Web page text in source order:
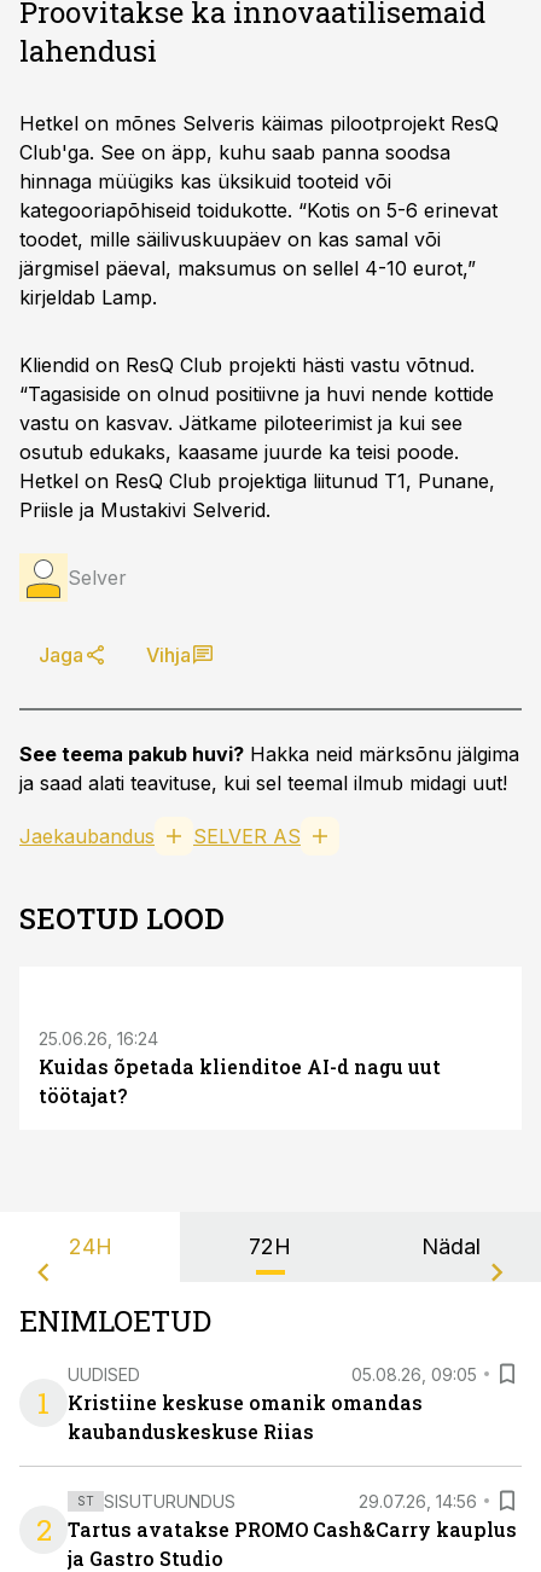
Proovitakse ka innovaatilisemaid
lahendusi
Hetkel on mõnes Selveris käimas pilootprojekt ResQ
Club'ga. See on äpp, kuhu saab panna soodsa
hinnaga müügiks kas üksikuid tooteid või
kategooriapõhiseid toidukotte. “Kotis on 5-6 erinevat
toodet, mille säilivuskuupäev on kas samal või
järgmisel päeval, maksumus on sellel 4-10 eurot,”
kirjeldab Lamp.
Kliendid on ResQ Club projekti hästi vastu võtnud.
“Tagasiside on olnud positiivne ja huvi nende kottide
vastu on kasvav. Jätkame piloteerimist ja kui see
osutub edukaks, kaasame juurde ka teisi poode.
Hetkel on ResQ Club projektiga liitunud T1, Punane,
Priisle ja Mustakivi Selverid.
Selver
Jaga Vihja
See teema pakub huvi? Hakka neid märksõnu jälgima
ja saad alati teavituse, kui sel teemal ilmub midagi uut!
Jaekaubandus SELVER AS
SEOTUD LOOD
25.06.26, 16:24
Kuidas õpetada klienditoe AI-d nagu uut
töötajat?
24H 72H Nädal
ENIMLOETUD
1
UUDISED 05.08.26, 09:05
Kristiine keskuse omanik omandas
kaubanduskeskuse Riias
2
ST SISUTURUNDUS 29.07.26, 14:56
Tartus avatakse PROMO Cash&Carry kauplus
ja Gastro Studio